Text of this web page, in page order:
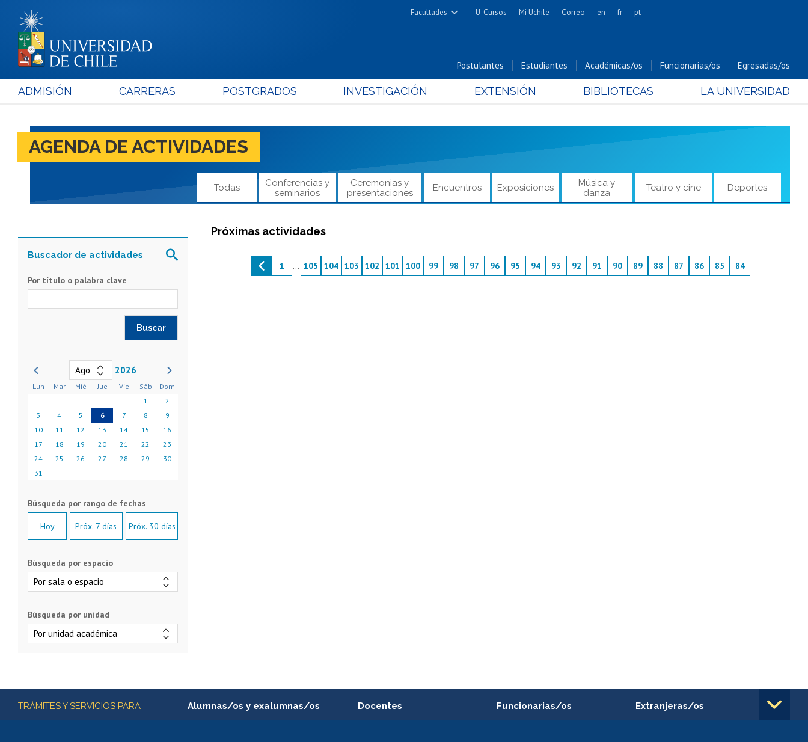
Facultades
Cs. Físicas y Matemáticas
Cs. Forestales y Conservación
Cs. Químicas y Farmacéuticas
Cs. Sociales
Estudios Avanzados en Educación
Estudios Internacionales
U-Cursos Mi Uchile Correo en fr pt
Postulantes Estudiantes Académicas/os Funcionarias/os Egresadas/os
ADMISIÓN CARRERAS POSTGRADOS INVESTIGACIÓN EXTENSIÓN BIBLIOTECAS LA UNIVERSIDAD
AGENDA DE ACTIVIDADES
Todas
Conferencias y
seminarios
Ceremonias y
presentaciones
Encuentros Exposiciones
Música y
danza
Teatro y cine Deportes
Buscador de actividades
Por título o palabra clave
2026
Lun Mar Mié Jue Vie Sáb
Dom
1
2
3
4 5 6 7 8
9
10
11 12 13 14 15
16
17
18 19 20 21 22
23
24
25 26 27 28 29
30
31
Hoy Próx. 7 días Próx. 30 días
Búsqueda por espacio
Búsqueda por unidad
Próximas actividades
1 ... 105 104 103 102 101 100 99 98 97 96 95 94 93 92 91 90 89 88 87 86 85 84
Más información
TRÁMITES Y SERVICIOS PARA Alumnas/os y exalumnas/os Docentes Funcionarias/os Extranjeras/os